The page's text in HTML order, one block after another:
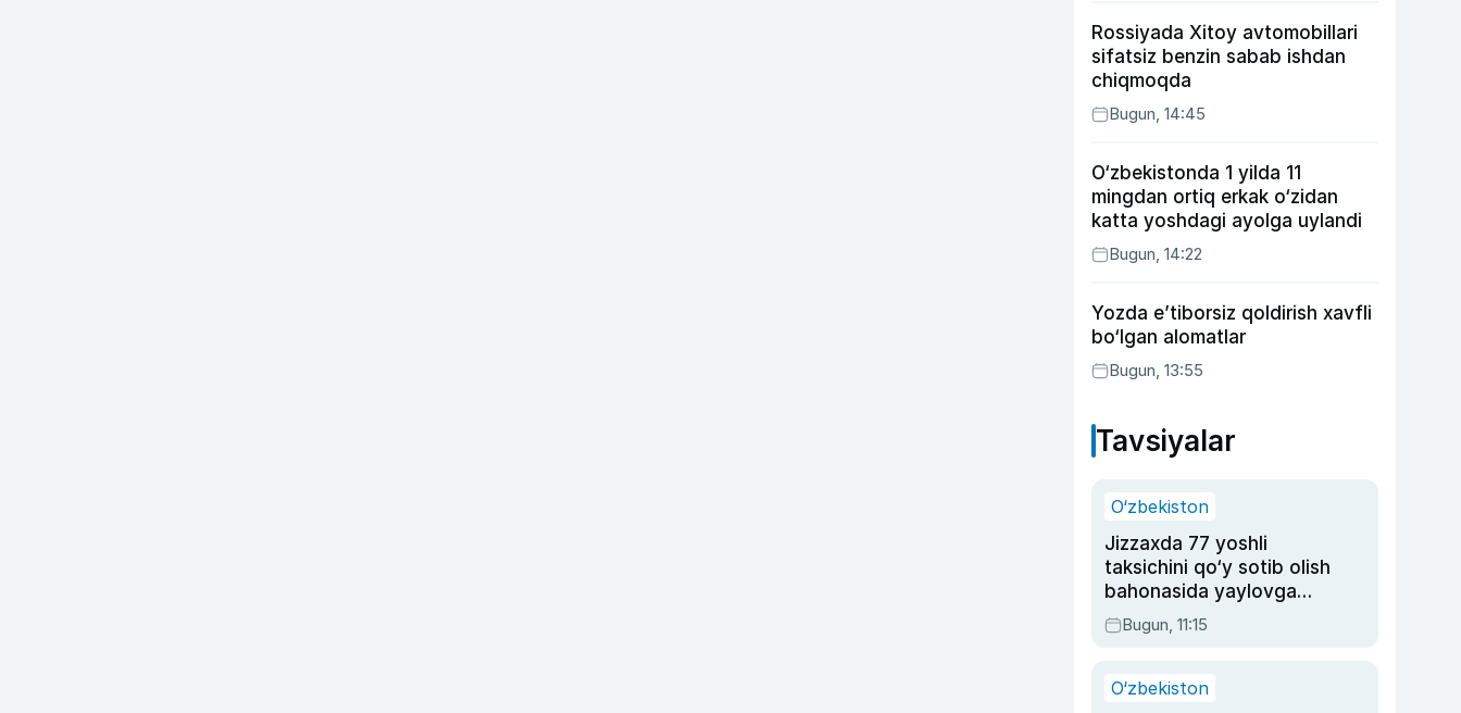
Rossiyada Xitoy avtomobillari
sifatsiz benzin sabab ishdan
chiqmoqda
Bugun, 14:45
O‘zbekistonda 1 yilda 11
mingdan ortiq erkak o‘zidan
katta yoshdagi ayolga uylandi
Bugun, 14:22
Yozda e’tiborsiz qoldirish xavfli
bo‘lgan alomatlar
Bugun, 13:55
Tavsiyalar
O‘zbekiston
Jizzaxda 77 yoshli
taksichini qo‘y sotib olish
bahonasida yaylovga
olib borib o‘ldirgan yigit
20 yilga qamaldi
Bugun, 11:15
O‘zbekiston